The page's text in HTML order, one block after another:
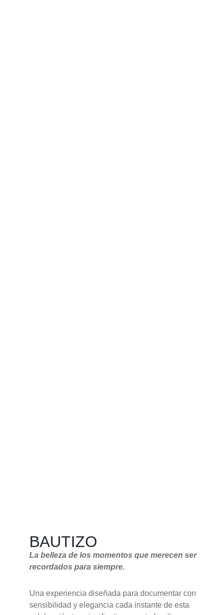
BAUTIZO
La belleza de los momentos que merecen ser
recordados para siempre.
Una experiencia diseñada para documentar con
sensibilidad y elegancia cada instante de esta